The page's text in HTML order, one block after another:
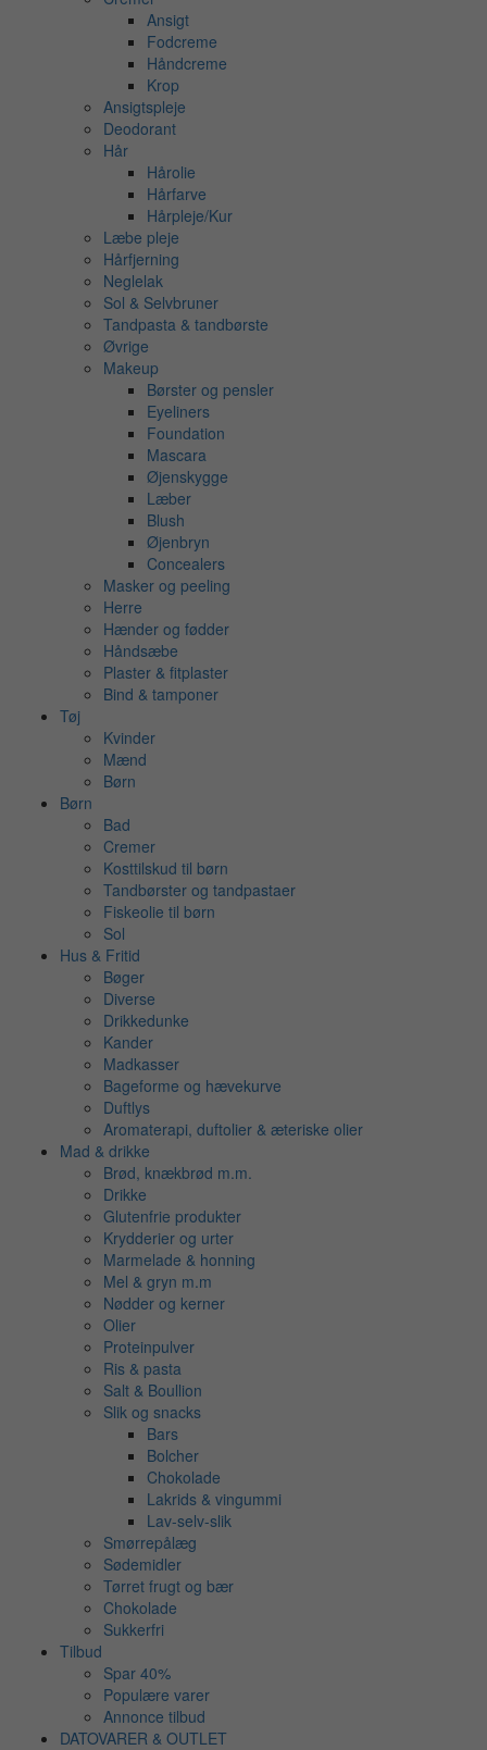
Ansigt
Fodcreme
Håndcreme
Krop
Ansigtspleje
Deodorant
Hår
Hårolie
Hårfarve
Hårpleje/Kur
Læbe pleje
Hårfjerning
Neglelak
Sol & Selvbruner
Tandpasta & tandbørste
Øvrige
Makeup
Børster og pensler
Eyeliners
Foundation
Mascara
Øjenskygge
Læber
Blush
Øjenbryn
Concealers
Masker og peeling
Herre
Hænder og fødder
Håndsæbe
Plaster & fitplaster
Bind & tamponer
Tøj
Kvinder
Mænd
Børn
Børn
Bad
Cremer
Kosttilskud til børn
Tandbørster og tandpastaer
Fiskeolie til børn
Sol
Hus & Fritid
Bøger
Diverse
Drikkedunke
Kander
Madkasser
Bageforme og hævekurve
Duftlys
Aromaterapi, duftolier & æteriske olier
Mad & drikke
Brød, knækbrød m.m.
Drikke
Glutenfrie produkter
Krydderier og urter
Marmelade & honning
Mel & gryn m.m
Nødder og kerner
Olier
Proteinpulver
Ris & pasta
Salt & Boullion
Slik og snacks
Bars
Bolcher
Chokolade
Lakrids & vingummi
Lav-selv-slik
Smørrepålæg
Sødemidler
Tørret frugt og bær
Chokolade
Sukkerfri
Tilbud
Spar 40%
Populære varer
Annonce tilbud
DATOVARER & OUTLET